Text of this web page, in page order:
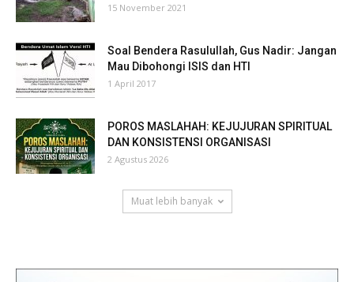
15 November 2021
Soal Bendera Rasulullah, Gus Nadir: Jangan
Mau Dibohongi ISIS dan HTI
1 April 2017
POROS MASLAHAH: KEJUJURAN SPIRITUAL
DAN KONSISTENSI ORGANISASI
2 Agustus 2026
Muat lebih banyak